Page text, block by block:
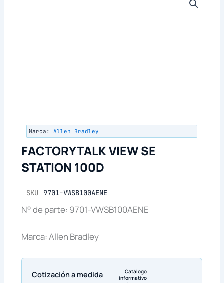
Marca: Allen Bradley
FACTORYTALK VIEW SE
STATION 100D
SKU 9701-VWSB100AENE
N° de parte: 9701-VWSB100AENE
Marca: Allen Bradley
Cotización a medida
Catálogo
informativo